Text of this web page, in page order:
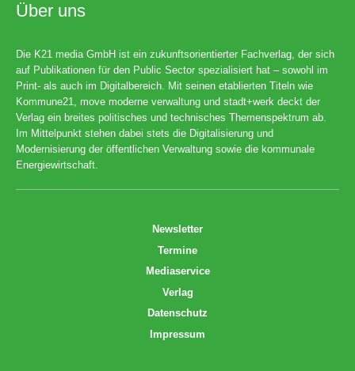
Über uns
Die K21 media GmbH ist ein zukunftsorientierter Fachverlag, der sich
auf Publikationen für den Public Sector spezialisiert hat – sowohl im
Print- als auch im Digitalbereich. Mit seinen etablierten Titeln wie
Kommune21, move moderne verwaltung und stadt+werk deckt der
Verlag ein breites politisches und technisches Themenspektrum ab.
Im Mittelpunkt stehen dabei stets die Digitalisierung und
Modernisierung der öffentlichen Verwaltung sowie die kommunale
Energiewirtschaft.
Newsletter
Termine
Mediaservice
Verlag
Datenschutz
Impressum